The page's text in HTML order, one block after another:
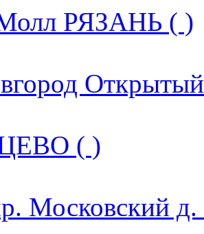
РЯЗАНЬ ( )
( )
Московский д.